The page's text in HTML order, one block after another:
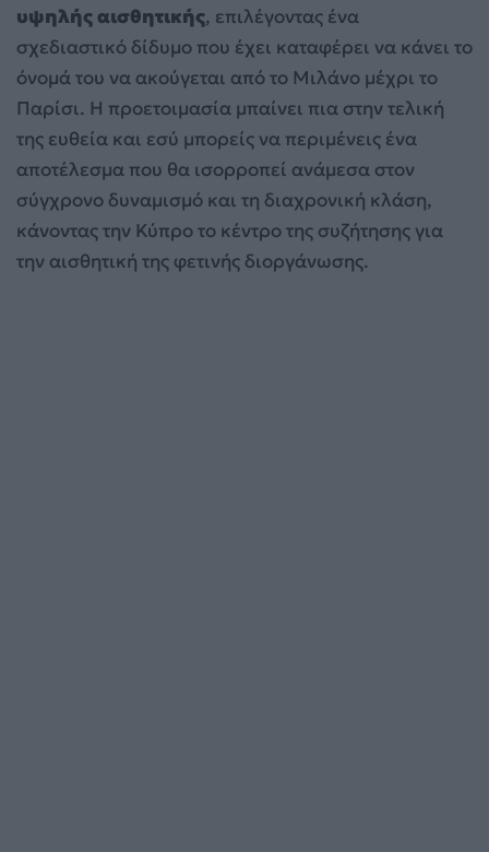
υψηλής αισθητικής, επιλέγοντας ένα
σχεδιαστικό δίδυμο που έχει καταφέρει να κάνει το
όνομά του να ακούγεται από το Μιλάνο μέχρι το
Παρίσι. Η προετοιμασία μπαίνει πια στην τελική
της ευθεία και εσύ μπορείς να περιμένεις ένα
αποτέλεσμα που θα ισορροπεί ανάμεσα στον
σύγχρονο δυναμισμό και τη διαχρονική κλάση,
κάνοντας την Κύπρο το κέντρο της συζήτησης για
την αισθητική της φετινής διοργάνωσης.